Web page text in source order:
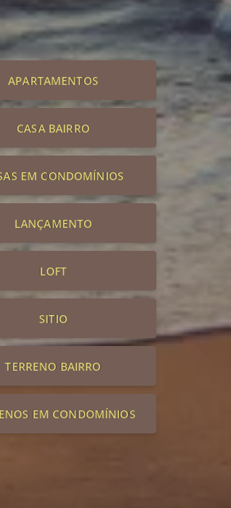
APARTAMENTOS
CASA BAIRRO
EM CONDOMÍNIOS
LANÇAMENTO
LOFT
SITIO
TERRENO BAIRRO
EM CONDOMÍNIOS